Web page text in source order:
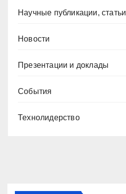
Научные публикации, статьи
Новости
Презентации и доклады
События
Технолидерство